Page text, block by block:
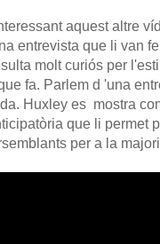
aquest altre
entrevista que li van
molt curiós per
fa. Parlem d 'una
Huxley es mostra
que li permet
per a la